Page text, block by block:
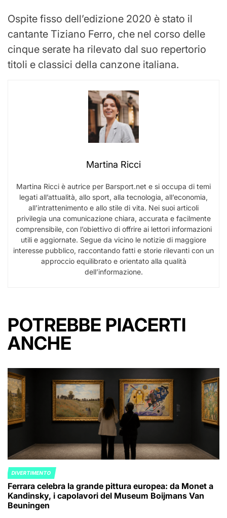
Ospite fisso dell’edizione 2020 è stato il
cantante Tiziano Ferro, che nel corso delle
cinque serate ha rilevato dal suo repertorio
titoli e classici della canzone italiana.
Martina Ricci
Martina Ricci è autrice per Barsport.net e si occupa di temi
legati all’attualità, allo sport, alla tecnologia, all’economia,
all’intrattenimento e allo stile di vita. Nei suoi articoli
privilegia una comunicazione chiara, accurata e facilmente
comprensibile, con l’obiettivo di offrire ai lettori informazioni
utili e aggiornate. Segue da vicino le notizie di maggiore
interesse pubblico, raccontando fatti e storie rilevanti con un
approccio equilibrato e orientato alla qualità
dell’informazione.
POTREBBE PIACERTI
ANCHE
POSTED
IN
DIVERTIMENTO
Ferrara celebra la grande pittura europea: da Monet a
Kandinsky, i capolavori del Museum Boijmans Van
Beuningen